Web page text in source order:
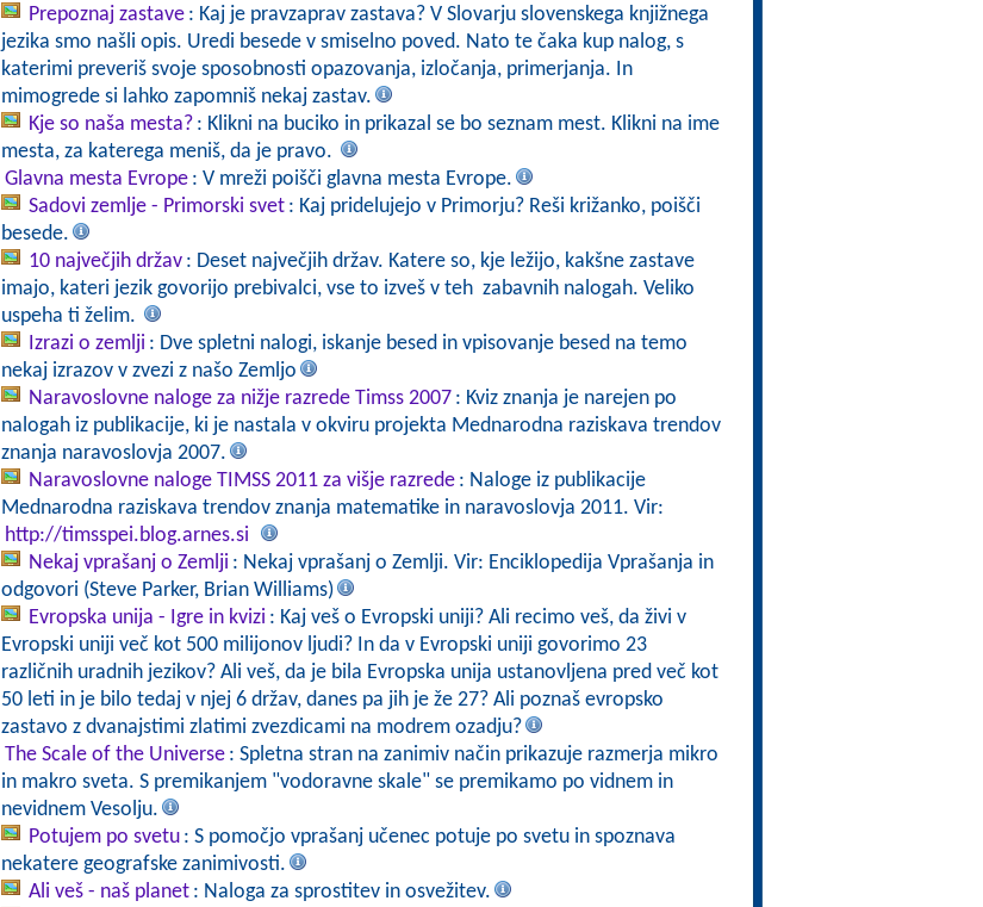
Prepoznaj zastave : Kaj je pravzaprav zastava? V Slovarju slovenskega knjižnega
jezika smo našli opis. Uredi besede v smiselno poved. Nato te čaka kup nalog, s
katerimi preveriš svoje sposobnosti opazovanja, izločanja, primerjanja. In
mimogrede si lahko zapomniš nekaj zastav.
Kje so naša mesta? : Klikni na buciko in prikazal se bo seznam mest. Klikni na ime
mesta, za katerega meniš, da je pravo.
Glavna mesta Evrope : V mreži poišči glavna mesta Evrope.
Sadovi zemlje - Primorski svet : Kaj pridelujejo v Primorju? Reši križanko, poišči
besede.
10 največjih držav : Deset največjih držav. Katere so, kje ležijo, kakšne zastave
imajo, kateri jezik govorijo prebivalci, vse to izveš v teh zabavnih nalogah. Veliko
uspeha ti želim.
Izrazi o zemlji : Dve spletni nalogi, iskanje besed in vpisovanje besed na temo
nekaj izrazov v zvezi z našo Zemljo
Naravoslovne naloge za nižje razrede Timss 2007 : Kviz znanja je narejen po
nalogah iz publikacije, ki je nastala v okviru projekta Mednarodna raziskava trendov
znanja naravoslovja 2007.
Naravoslovne naloge TIMSS 2011 za višje razrede : Naloge iz publikacije
Mednarodna raziskava trendov znanja matematike in naravoslovja 2011. Vir:
http://timsspei.blog.arnes.si
Nekaj vprašanj o Zemlji : Nekaj vprašanj o Zemlji. Vir: Enciklopedija Vprašanja in
odgovori (Steve Parker, Brian Williams)
Evropska unija - Igre in kvizi : Kaj veš o Evropski uniji? Ali recimo veš, da živi v
Evropski uniji več kot 500 milijonov ljudi? In da v Evropski uniji govorimo 23
različnih uradnih jezikov? Ali veš, da je bila Evropska unija ustanovljena pred več kot
50 leti in je bilo tedaj v njej 6 držav, danes pa jih je že 27? Ali poznaš evropsko
zastavo z dvanajstimi zlatimi zvezdicami na modrem ozadju?
The Scale of the Universe : Spletna stran na zanimiv način prikazuje razmerja mikro
in makro sveta. S premikanjem "vodoravne skale" se premikamo po vidnem in
nevidnem Vesolju.
Potujem po svetu : S pomočjo vprašanj učenec potuje po svetu in spoznava
nekatere geografske zanimivosti.
Ali veš - naš planet : Naloga za sprostitev in osvežitev.